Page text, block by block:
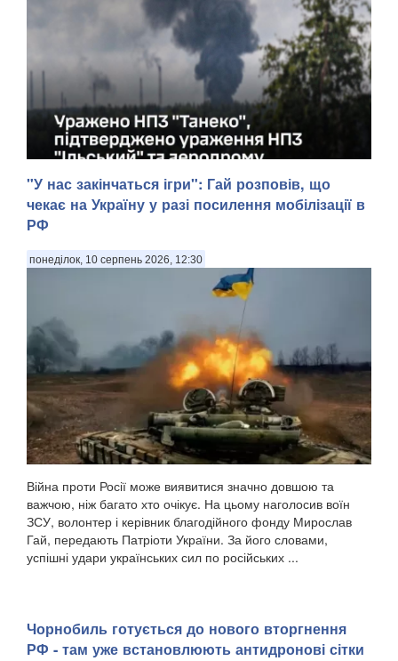
В ніч на 10 серпня 2026 року в рамках зниження воєнного
потенціалу російського агресора підрозділи Сил оборони
(Нижньокамськ, Республіка Татарстан, рф), передають
Патріоти України з посиланням на Генштаб З...
"У нас закінчаться ігри": Гай розповів, що
чекає на Україну у разі посилення мобілізації в
РФ
понеділок, 10 серпень 2026, 12:30
Війна проти Росії може виявитися значно довшою та
важчою, ніж багато хто очікує. На цьому наголосив воїн
ЗСУ, волонтер і керівник благодійного фонду Мирослав
Гай, передають Патріоти України. За його словами,
успішні удари українських сил по російських ...
Чорнобиль готується до нового вторгнення
РФ - там уже встановлюють антидронові сітки